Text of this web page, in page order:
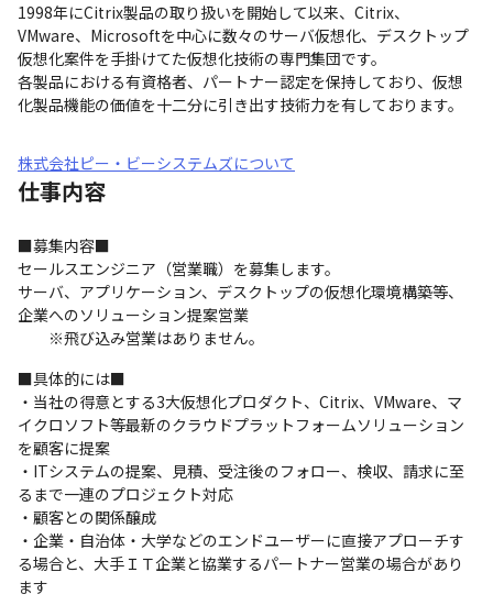
1998年にCitrix製品の取り扱いを開始して以来、Citrix、
VMware、Microsoftを中心に数々のサーバ仮想化、デスクトップ
仮想化案件を手掛けてた仮想化技術の専門集団です。
各製品における有資格者、パートナー認定を保持しており、仮想
化製品機能の価値を十二分に引き出す技術力を有しております。
株式会社ピー・ビーシステムズについて
仕事内容
■募集内容■
セールスエンジニア（営業職）を募集します。
サーバ、アプリケーション、デスクトップの仮想化環境構築等、
企業へのソリューション提案営業
※飛び込み営業はありません。
■具体的には■
・当社の得意とする3大仮想化プロダクト、Citrix、VMware、マ
イクロソフト等最新のクラウドプラットフォームソリューション
を顧客に提案
・ITシステムの提案、見積、受注後のフォロー、検収、請求に至
るまで一連のプロジェクト対応
・顧客との関係醸成
・企業・自治体・大学などのエンドユーザーに直接アプローチす
る場合と、大手ＩＴ企業と協業するパートナー営業の場合があり
ます